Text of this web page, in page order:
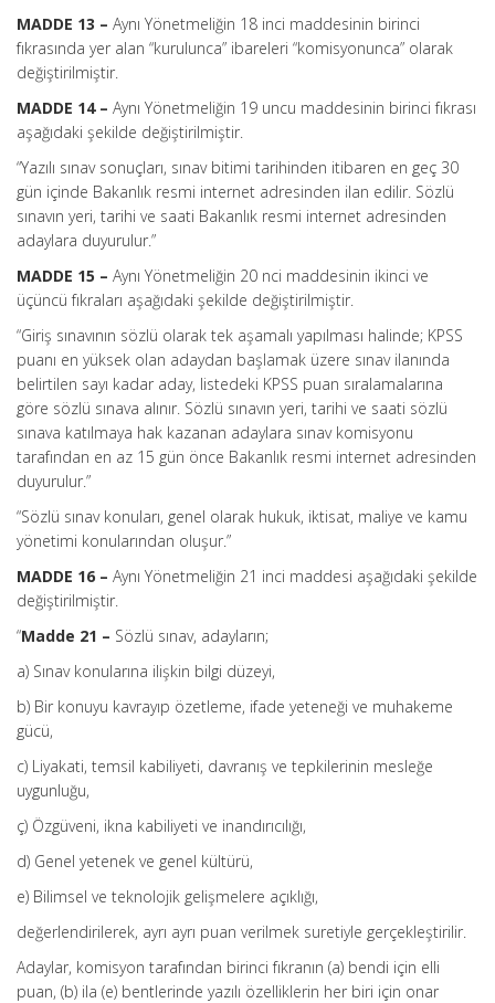
MADDE 13 – Aynı Yönetmeliğin 18 inci maddesinin birinci
fıkrasında yer alan “kurulunca” ibareleri “komisyonunca” olarak
değiştirilmiştir.
MADDE 14 – Aynı Yönetmeliğin 19 uncu maddesinin birinci fıkrası
aşağıdaki şekilde değiştirilmiştir.
“Yazılı sınav sonuçları, sınav bitimi tarihinden itibaren en geç 30
gün içinde Bakanlık resmi internet adresinden ilan edilir. Sözlü
sınavın yeri, tarihi ve saati Bakanlık resmi internet adresinden
adaylara duyurulur.”
MADDE 15 – Aynı Yönetmeliğin 20 nci maddesinin ikinci ve
üçüncü fıkraları aşağıdaki şekilde değiştirilmiştir.
“Giriş sınavının sözlü olarak tek aşamalı yapılması halinde; KPSS
puanı en yüksek olan adaydan başlamak üzere sınav ilanında
belirtilen sayı kadar aday, listedeki KPSS puan sıralamalarına
göre sözlü sınava alınır. Sözlü sınavın yeri, tarihi ve saati sözlü
sınava katılmaya hak kazanan adaylara sınav komisyonu
tarafından en az 15 gün önce Bakanlık resmi internet adresinden
duyurulur.”
“Sözlü sınav konuları, genel olarak hukuk, iktisat, maliye ve kamu
yönetimi konularından oluşur.”
MADDE 16 – Aynı Yönetmeliğin 21 inci maddesi aşağıdaki şekilde
değiştirilmiştir.
“Madde 21 – Sözlü sınav, adayların;
a) Sınav konularına ilişkin bilgi düzeyi,
b) Bir konuyu kavrayıp özetleme, ifade yeteneği ve muhakeme
gücü,
c) Liyakati, temsil kabiliyeti, davranış ve tepkilerinin mesleğe
uygunluğu,
ç) Özgüveni, ikna kabiliyeti ve inandırıcılığı,
d) Genel yetenek ve genel kültürü,
e) Bilimsel ve teknolojik gelişmelere açıklığı,
değerlendirilerek, ayrı ayrı puan verilmek suretiyle gerçekleştirilir.
Adaylar, komisyon tarafından birinci fıkranın (a) bendi için elli
puan, (b) ila (e) bentlerinde yazılı özelliklerin her biri için onar